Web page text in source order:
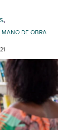
,
MANO DE OBRA